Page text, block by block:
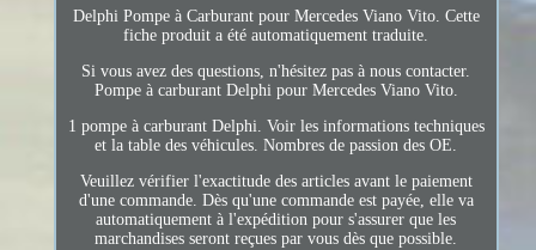
Delphi Pompe à Carburant pour Mercedes Viano Vito. Cette
fiche produit a été automatiquement traduite.
Si vous avez des questions, n'hésitez pas à nous contacter.
Pompe à carburant Delphi pour Mercedes Viano Vito.
1 pompe à carburant Delphi. Voir les informations techniques
et la table des véhicules. Nombres de passion des OE.
Veuillez vérifier l'exactitude des articles avant le paiement
d'une commande. Dès qu'une commande est payée, elle va
automatiquement à l'expédition pour s'assurer que les
marchandises seront reçues par vous dès que possible.